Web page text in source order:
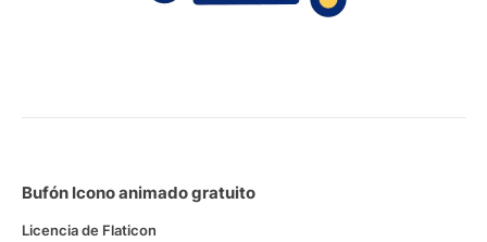
Bufón Icono animado gratuito
Licencia de Flaticon